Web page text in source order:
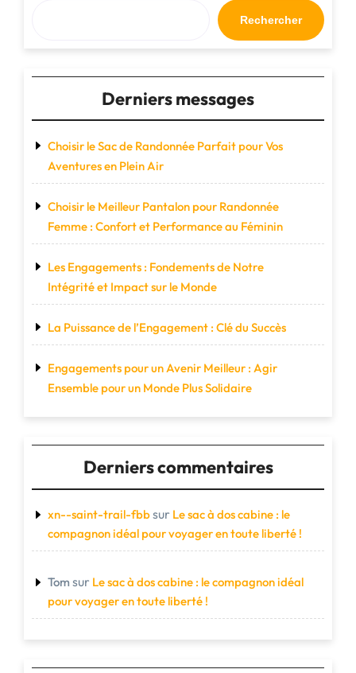
Rechercher
Derniers messages
Choisir le Sac de Randonnée Parfait pour Vos
Aventures en Plein Air
Choisir le Meilleur Pantalon pour Randonnée
Femme : Confort et Performance au Féminin
Les Engagements : Fondements de Notre
Intégrité et Impact sur le Monde
La Puissance de l’Engagement : Clé du Succès
Engagements pour un Avenir Meilleur : Agir
Ensemble pour un Monde Plus Solidaire
Derniers commentaires
xn--saint-trail-fbbsur Le sac à dos cabine : le
compagnon idéal pour voyager en toute liberté !
Tom sur Le sac à dos cabine : le compagnon idéal
pour voyager en toute liberté !